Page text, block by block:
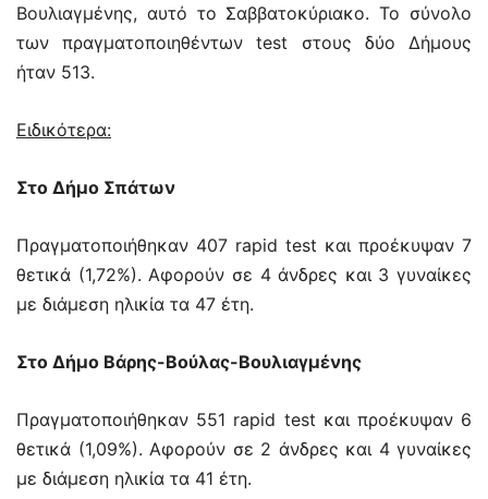
Βουλιαγμένης, αυτό το Σαββατοκύριακο. Το σύνολο
των πραγματοποιηθέντων test στους δύο Δήμους
ήταν 513.
Ειδικότερα:
Στο Δήμο Σπάτων
Πραγματοποιήθηκαν 407 rapid test και προέκυψαν 7
θετικά (1,72%). Αφορούν σε 4 άνδρες και 3 γυναίκες
με διάμεση ηλικία τα 47 έτη.
Στο Δήμο Βάρης-Βούλας-Βουλιαγμένης
Πραγματοποιήθηκαν 551 rapid test και προέκυψαν 6
θετικά (1,09%). Αφορούν σε 2 άνδρες και 4 γυναίκες
με διάμεση ηλικία τα 41 έτη.